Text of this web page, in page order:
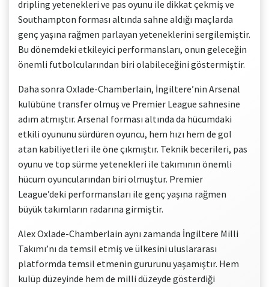
dripling yetenekleri ve pas oyunu ile dikkat çekmiş ve
Southampton forması altında sahne aldığı maçlarda
genç yaşına rağmen parlayan yeteneklerini sergilemiştir.
Bu dönemdeki etkileyici performansları, onun geleceğin
önemli futbolcularından biri olabileceğini göstermiştir.
Daha sonra Oxlade-Chamberlain, İngiltere’nin Arsenal
kulübüne transfer olmuş ve Premier League sahnesine
adım atmıştır. Arsenal forması altında da hücumdaki
etkili oyununu sürdüren oyuncu, hem hızı hem de gol
atan kabiliyetleri ile öne çıkmıştır. Teknik becerileri, pas
oyunu ve top sürme yetenekleri ile takımının önemli
hücum oyuncularından biri olmuştur. Premier
League’deki performansları ile genç yaşına rağmen
büyük takımların radarına girmiştir.
Alex Oxlade-Chamberlain aynı zamanda İngiltere Milli
Takımı’nı da temsil etmiş ve ülkesini uluslararası
platformda temsil etmenin gururunu yaşamıştır. Hem
kulüp düzeyinde hem de milli düzeyde gösterdiği